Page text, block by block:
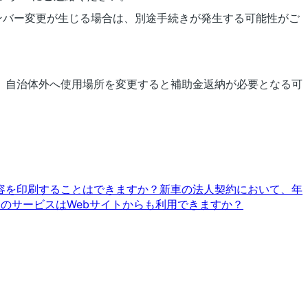
ー変更が生じる場合は、別途手続きが発生する可能性がご
治体外へ使用場所を変更すると補助金返納が必要となる可
印刷することはできますか？ 新車の法人契約において、年
サービスはWebサイトからも利用できますか？